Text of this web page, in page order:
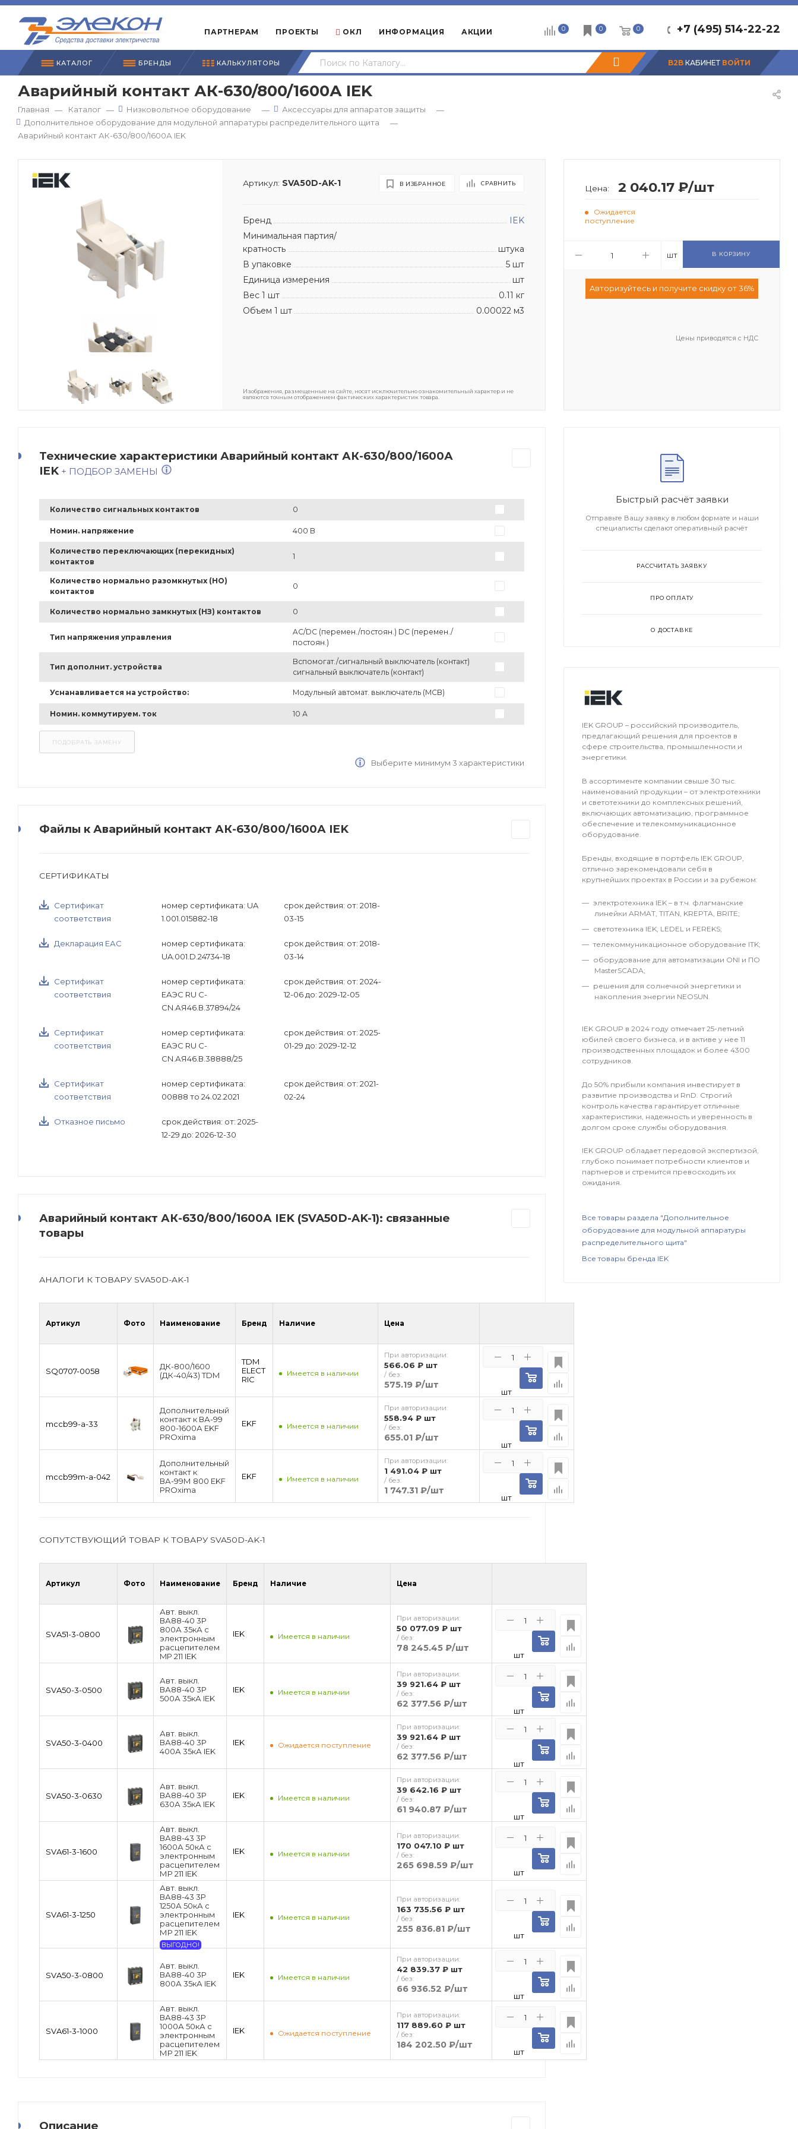
ПАРТНЕРАМ ПРОЕКТЫ ОКЛ ИНФОРМАЦИЯ АКЦИИ +7 (495) 514-22-22
0 0 0
B2B КАБИНЕТ ВОЙТИ
КАТАЛОГ БРЕНДЫ КАЛЬКУЛЯТОРЫ
Аварийный контакт АК-630/800/1600А IEK
Главная — Каталог — Низковольтное оборудование — Аксессуары для аппаратов защиты
—
Дополнительное оборудование для модульной аппаратуры распределительного щита
—
Аварийный контакт АК-630/800/1600А IEK
Артикул: SVA50D-AK-1 В ИЗБРАННОЕ СРАВНИТЬ
Бренд
IEK
Минимальная партия/
кратность
штука
В упаковке
5 шт
Единица измерения
шт
Вес 1 шт
0.11 кг
Объем 1 шт
0.00022 м3
Изображения, размещенные на сайте, носят исключительно ознакомительный характер и не
являются точным отображением фактических характеристик товара.
Цена: 2 040.17 ₽/шт
Ожидается
поступление
шт В КОРЗИНУ
Aвторизуйтесь и получите скидку от 36%
Цены приводятся с НДС
Технические характеристики Аварийный контакт АК-630/800/1600А
IEK + ПОДБОР ЗАМЕНЫ
Количество сигнальных контактов 0
Номин. напряжение 400 В
Количество переключающих (перекидных)
контактов
1
Количество нормально разомкнутых (НО)
контактов
0
Количество нормально замкнутых (НЗ) контактов 0
Тип напряжения управления
AC/DC (перемен./постоян.) DC (перемен./
постоян.)
Тип дополнит. устройства
Вспомогат./сигнальный выключатель (контакт)
сигнальный выключатель (контакт)
Уснанавливается на устройство: Модульный автомат. выключатель (MCB)
Номин. коммутируем. ток 10 А
Выберите минимум 3 характеристики
Файлы к Аварийный контакт АК-630/800/1600А IEK
СЕРТИФИКАТЫ
Сертификат
соответствия
номер сертификата: UA
1.001.015882-18
срок действия: от: 2018-
03-15
Декларация ЕАС
номер сертификата:
UA.001.D.24734-18
срок действия: от: 2018-
03-14
Сертификат
соответствия
номер сертификата:
ЕАЭС RU С-
CN.АЯ46.В.37894/24
срок действия: от: 2024-
12-06 до: 2029-12-05
Сертификат
соответствия
номер сертификата:
ЕАЭС RU С-
CN.АЯ46.В.38888/25
срок действия: от: 2025-
01-29 до: 2029-12-12
Сертификат
соответствия
номер сертификата:
00888 то 24.02.2021
срок действия: от: 2021-
02-24
Отказное письмо
срок действия: от: 2025-
12-29 до: 2026-12-30
Аварийный контакт АК-630/800/1600А IEK (SVA50D-AK-1): связанные
товары
АНАЛОГИ К ТОВАРУ SVA50D-AK-1
Артикул Фото Наименование Бренд Наличие Цена
SQ0707-0058
ДК-800/1600
(ДК-40/43) TDM
TDM
ЕLECT
RIC
Имеется в наличии
При авторизации:
566.06 ₽ шт
/ без:
575.19 ₽/шт
шт
mccb99-a-33
Дополнительный
контакт к ВА-99
800-1600А EKF
PROxima
EKF Имеется в наличии
При авторизации:
558.94 ₽ шт
/ без:
655.01 ₽/шт
шт
mccb99m-a-042
Дополнительный
контакт к
ВА-99М 800 EKF
PROxima
EKF Имеется в наличии
При авторизации:
1 491.04 ₽ шт
/ без:
1 747.31 ₽/шт
шт
СОПУТСТВУЮЩИЙ ТОВАР К ТОВАРУ SVA50D-AK-1
Артикул Фото Наименование Бренд Наличие Цена
SVA51-3-0800
Авт. выкл.
ВА88-40 3Р
800А 35кА с
электронным
расцепителем
MP 211 IEK
IEK Имеется в наличии
При авторизации:
50 077.09 ₽ шт
/ без:
78 245.45 ₽/шт
шт
SVA50-3-0500
Авт. выкл.
ВА88-40 3Р
500А 35кА IEK
IEK Имеется в наличии
При авторизации:
39 921.64 ₽ шт
/ без:
62 377.56 ₽/шт
шт
SVA50-3-0400
Авт. выкл.
ВА88-40 3Р
400А 35кА IEK
IEK Ожидается поступление
При авторизации:
39 921.64 ₽ шт
/ без:
62 377.56 ₽/шт
шт
SVA50-3-0630
Авт. выкл.
ВА88-40 3Р
630А 35кА IEK
IEK Имеется в наличии
При авторизации:
39 642.16 ₽ шт
/ без:
61 940.87 ₽/шт
шт
SVA61-3-1600
Авт. выкл.
ВА88-43 3Р
1600А 50кА c
электронным
расцепителем
МР 211 IEK
IEK Имеется в наличии
При авторизации:
170 047.10 ₽ шт
/ без:
265 698.59 ₽/шт
шт
SVA61-3-1250
Авт. выкл.
ВА88-43 3Р
1250А 50кА c
электронным
расцепителем
МР 211 IEK
ВЫГОДНО!
IEK Имеется в наличии
При авторизации:
163 735.56 ₽ шт
/ без:
255 836.81 ₽/шт
шт
SVA50-3-0800
Авт. выкл.
ВА88-40 3Р
800А 35кА IEK
IEK Имеется в наличии
При авторизации:
42 839.37 ₽ шт
/ без:
66 936.52 ₽/шт
шт
SVA61-3-1000
Авт. выкл.
ВА88-43 3Р
1000А 50кА c
электронным
расцепителем
МР 211 IEK
IEK Ожидается поступление
При авторизации:
117 889.60 ₽ шт
/ без:
184 202.50 ₽/шт
шт
Описание
Быстрый расчёт заявки
Отправьте Вашу заявку в любом формате и наши
специалисты сделают оперативный расчёт
РАССЧИТАТЬ ЗАЯВКУ
ПРО ОПЛАТУ
О ДОСТАВКЕ
IEK GROUP – российский производитель,
предлагающий решения для проектов в
сфере строительства, промышленности и
энергетики.
В ассортименте компании свыше 30 тыс.
наименований продукции – от электротехники
и светотехники до комплексных решений,
включающих автоматизацию, программное
обеспечение и телекоммуникационное
оборудование.
Бренды, входящие в портфель IEK GROUP,
отлично зарекомендовали себя в
крупнейших проектах в России и за рубежом:
электротехника IEK – в т.ч. флагманские
линейки ARMAT, TITAN, KREPTA, BRITE;
светотехника IEK, LEDEL и FEREKS;
телекоммуникационное оборудование ITK;
оборудование для автоматизации ONI и ПО
MasterSCADA;
решения для солнечной энергетики и
накопления энергии NEOSUN.
IEK GROUP в 2024 году отмечает 25-летний
юбилей своего бизнеса, и в активе у нее 11
производственных площадок и более 4300
сотрудников.
До 50% прибыли компания инвестирует в
развитие производства и RnD. Строгий
контроль качества гарантирует отличные
характеристики, надежность и уверенность в
долгом сроке службы оборудования.
IEK GROUP обладает передовой экспертизой,
глубоко понимает потребности клиентов и
партнеров и стремится превосходить их
ожидания.
Все товары раздела "Дополнительное
оборудование для модульной аппаратуры
распределительного щита"
Все товары бренда IEK